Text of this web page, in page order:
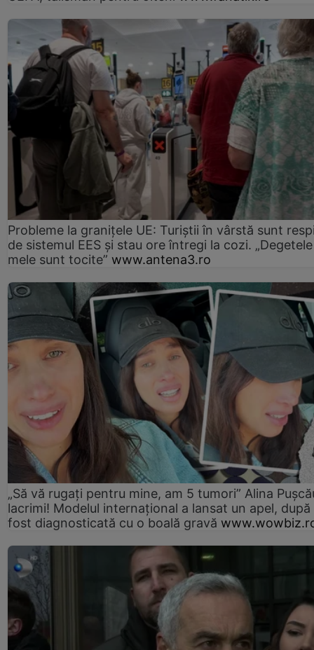
Probleme la granițele UE: Turiștii în vârstă sunt
de sistemul EES și stau ore întregi la cozi. „Degetele
mele sunt tocite” www.antena3.ro
„Să vă rugați pentru mine, am 5 tumori” Alina
lacrimi! Modelul internațional a lansat un apel, după
fost diagnosticată cu o boală gravă